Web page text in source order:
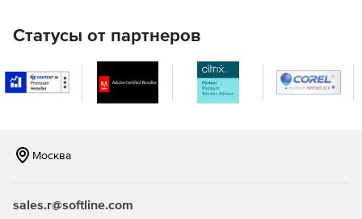
визуальном уровне.
Автоматическая очистка. Функция очистки звука
автоматически анализирует материал и дает
рекомендации по оптимизации. Возможна любая
Помощники. Возможность автоматически получать
Статусы от партнеров
Москва
sales.r@softline.com